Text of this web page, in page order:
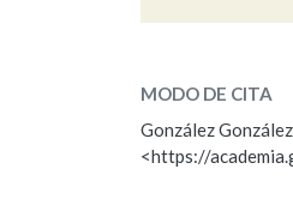
ESCOLLE
MODO DE CITA
González
<https://